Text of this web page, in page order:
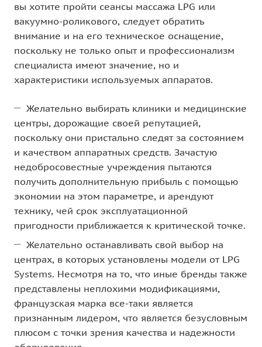
вы хотите пройти сеансы массажа LPG или
вакуумно-роликового, следует обратить
внимание и на его техническое оснащение,
поскольку не только опыт и профессионализм
специалиста имеют значение, но и
характеристики используемых аппаратов.
Желательно выбирать клиники и медицинские
центры, дорожащие своей репутацией,
поскольку они пристально следят за состоянием
и качеством аппаратных средств. Зачастую
недобросовестные учреждения пытаются
получить дополнительную прибыль с помощью
экономии на этом параметре, и арендуют
технику, чей срок эксплуатационной
пригодности приближается к критической точке.
Желательно останавливать свой выбор на
центрах, в которых установлены модели от LPG
Systems. Несмотря на то, что иные бренды также
представлены неплохими модификациями,
французская марка все-таки является
признанным лидером, что является безусловным
плюсом с точки зрения качества и надежности